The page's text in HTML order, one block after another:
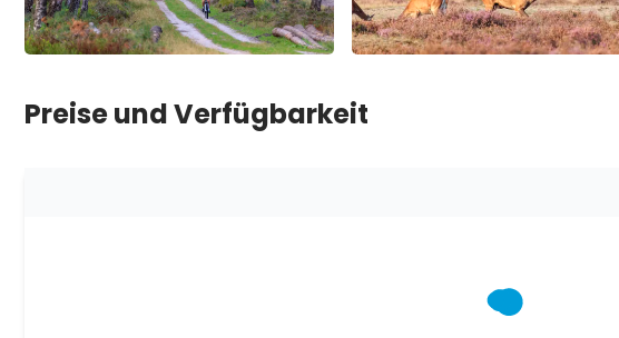
Preise und Verfügbarkeit